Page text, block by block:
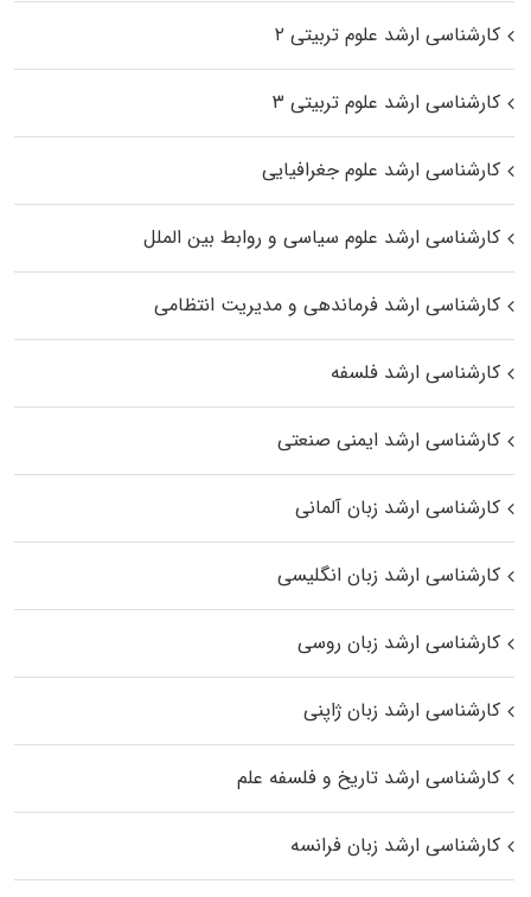
کارشناسی ارشد علوم تربیتی ۲
کارشناسی ارشد علوم تربیتی ۳
کارشناسی ارشد علوم جغرافیایی
کارشناسی ارشد علوم سیاسی و روابط بین الملل
کارشناسی ارشد فرماندهی و مدیریت انتظامی
کارشناسی ارشد فلسفه
کارشناسی ارشد ایمنی صنعتی
کارشناسی ارشد زبان آلمانی
کارشناسی ارشد زبان انگلیسی
کارشناسی ارشد زبان روسی
کارشناسی ارشد زبان ژاپنی
کارشناسی ارشد تاریخ و فلسفه علم
کارشناسی ارشد زبان فرانسه